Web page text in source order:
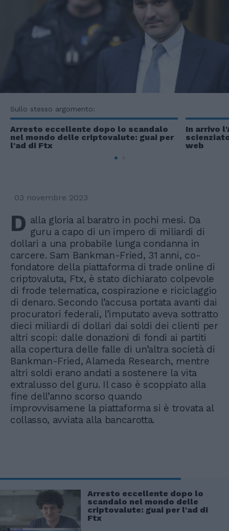
Sullo stesso argomento:
Arresto eccellente dopo lo scandalo
nel mondo delle criptovalute: guai per
l'ad di Ftx
In arrivo
web
03 novembre 2023
D alla gloria al baratro in pochi mesi. Da
guru a capo di un impero di miliardi di
dollari a una probabile lunga condanna in
carcere. Sam Bankman-Fried, 31 anni, co-
fondatore della piattaforma di trade online di
criptovaluta, Ftx, è stato dichiarato colpevole
di frode telematica, cospirazione e riciclaggio
di denaro. Secondo l’accusa portata avanti dai
procuratori federali, l’imputato aveva sottratto
dieci miliardi di dollari dai soldi dei clienti per
altri scopi: dalle donazioni di fondi ai partiti
alla copertura delle falle di un’altra società di
Bankman-Fried, Alameda Research, mentre
altri soldi erano andati a sostenere la vita
extralusso del guru. Il caso è scoppiato alla
fine dell’anno scorso quando
improvvisamene la piattaforma si è trovata al
collasso, avviata alla bancarotta.
Arresto eccellente dopo lo
scandalo nel mondo delle
criptovalute: guai per l'ad di
Ftx